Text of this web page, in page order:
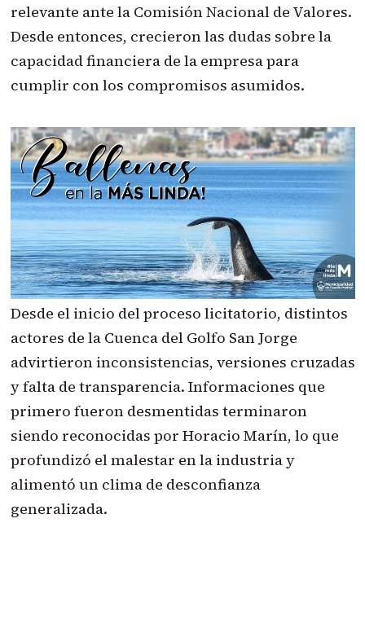
relevante ante la Comisión Nacional de Valores.
Desde entonces, crecieron las dudas sobre la
capacidad financiera de la empresa para
cumplir con los compromisos asumidos.
Desde el inicio del proceso licitatorio, distintos
actores de la Cuenca del Golfo San Jorge
advirtieron inconsistencias, versiones cruzadas
y falta de transparencia. Informaciones que
primero fueron desmentidas terminaron
siendo reconocidas por Horacio Marín, lo que
profundizó el malestar en la industria y
alimentó un clima de desconfianza
generalizada.